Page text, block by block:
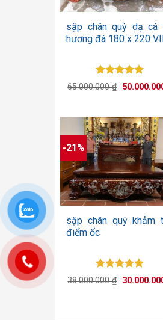
sập chân quỳ dạ cá
hương đá 180 x 220
Được xếp
hạng5.00
65.000.000₫ Giá
-21%
+
sập chân quỳ khảm
điểm ốc
Được xếp
hạng
38.000.000₫ Giá